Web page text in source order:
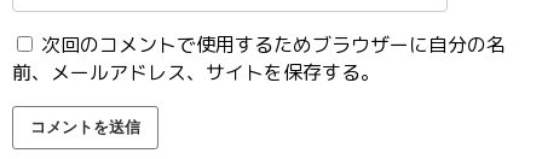
次回のコメントで使用するためブラウザーに自分の名
前、メールアドレス、サイトを保存する。